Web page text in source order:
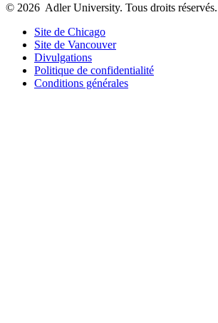
© 2026 Adler University. Tous droits réservés.
Site de Chicago
Site de Vancouver
Divulgations
Politique de confidentialité
Conditions générales